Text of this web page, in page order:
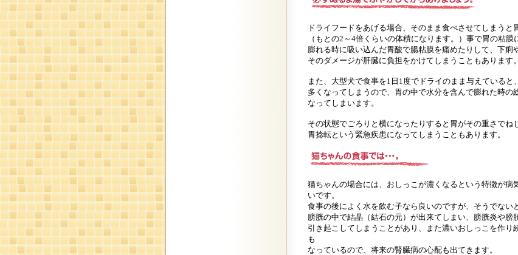
ドライフードをあげる場合、そのまま食べさせてしまうと
（もとの2～4倍くらいの体積になります。）事で胃の粘膜
膨れる時に吸い込んだ胃酸で腸粘膜を痛めたりして、下痢
そのダメージが肝臓に負担をかけてしまうこともあります。
また、大型犬で食事を1日1度でドライのまま与えている
多くなってしまうので、胃の中で水分を含んで膨れた時の
なってしまいます。
その状態でごろりと横になったりすると胃がその重さでね
胃捻転という緊急疾患になってしまうこともあります。
猫ちゃんの場合には、おしっこが濃くなるという特徴が病
いです。
食事の後によく水を飲む子なら良いのですが、そうでない
膀胱の中で結晶（結石の元）が出来てしまい、膀胱炎や膀
引き起こしてしまうことがあり、また濃いおしっこを作り
も
なっているので、将来の腎臓病の心配も出てきます。